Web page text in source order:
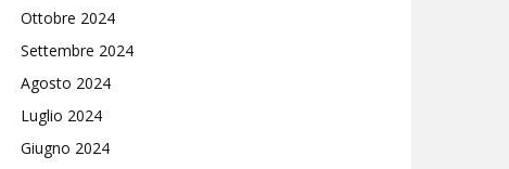
Ottobre 2024
Settembre 2024
Agosto 2024
Luglio 2024
Giugno 2024